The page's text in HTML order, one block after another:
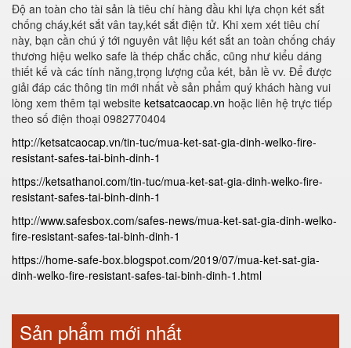
Độ an toàn cho tài sản là tiêu chí hàng đầu khi lựa chọn két sắt
chống cháy,két sắt vân tay,két sắt điện tử. Khi xem xét tiêu chí
này, bạn cần chú ý tới nguyên vât liệu két sắt an toàn chống cháy
thương hiệu welko safe là thép chắc chắc, cũng như kiểu dáng
thiết kế và các tính năng,trọng lượng của két, bản lề vv. Để được
giải đáp các thông tin mới nhất về sản phẩm quý khách hàng vui
lòng xem thêm tại website ketsatcaocap.vn hoặc liên hệ trực tiếp
theo số điện thoại 0982770404
http://ketsatcaocap.vn/tin-tuc/mua-ket-sat-gia-dinh-welko-fire-
resistant-safes-tai-binh-dinh-1
https://ketsathanoi.com/tin-tuc/mua-ket-sat-gia-dinh-welko-fire-
resistant-safes-tai-binh-dinh-1
http://www.safesbox.com/safes-news/mua-ket-sat-gia-dinh-welko-
fire-resistant-safes-tai-binh-dinh-1
https://home-safe-box.blogspot.com/2019/07/mua-ket-sat-gia-
dinh-welko-fire-resistant-safes-tai-binh-dinh-1.html
Sản phẩm mới nhất